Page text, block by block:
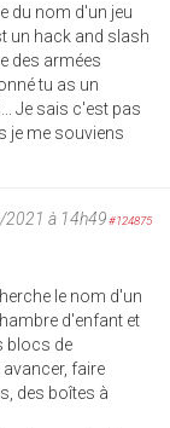
du nom d'un jeu
un hack and slash
des armées
tu as un
Je sais c'est pas
je me souviens
à 14h49#124875
le nom d'un
d'enfant et
blocs de
faire
des boîtes à